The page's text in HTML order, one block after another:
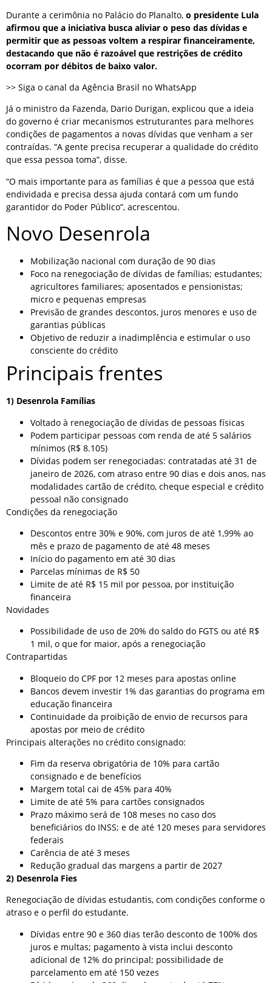
Durante a cerimônia no Palácio do Planalto, o presidente Lula
afirmou que a iniciativa busca aliviar o peso das dívidas e
permitir que as pessoas voltem a respirar financeiramente,
destacando que não é razoável que restrições de crédito
ocorram por débitos de baixo valor.
>> Siga o canal da Agência Brasil no WhatsApp
Já o ministro da Fazenda, Dario Durigan, explicou que a ideia
do governo é criar mecanismos estruturantes para melhores
condições de pagamentos a novas dívidas que venham a ser
contraídas. “A gente precisa recuperar a qualidade do crédito
que essa pessoa toma”, disse.
“O mais importante para as famílias é que a pessoa que está
endividada e precisa dessa ajuda contará com um fundo
garantidor do Poder Público”, acrescentou.
Novo Desenrola
Mobilização nacional com duração de 90 dias
Foco na renegociação de dívidas de famílias; estudantes;
agricultores familiares; aposentados e pensionistas;
micro e pequenas empresas
Previsão de grandes descontos, juros menores e uso de
garantias públicas
Objetivo de reduzir a inadimplência e estimular o uso
consciente do crédito
Principais frentes
1) Desenrola Famílias
Voltado à renegociação de dívidas de pessoas físicas
Podem participar pessoas com renda de até 5 salários
mínimos (R$ 8.105)
Dívidas podem ser renegociadas: contratadas até 31 de
janeiro de 2026, com atraso entre 90 dias e dois anos, nas
modalidades cartão de crédito, cheque especial e crédito
pessoal não consignado
Condições da renegociação
Descontos entre 30% e 90%, com juros de até 1,99% ao
mês e prazo de pagamento de até 48 meses
Início do pagamento em até 30 dias
Parcelas mínimas de R$ 50
Limite de até R$ 15 mil por pessoa, por instituição
financeira
Novidades
Possibilidade de uso de 20% do saldo do FGTS ou até R$
1 mil, o que for maior, após a renegociação
Contrapartidas
Bloqueio do CPF por 12 meses para apostas online
Bancos devem investir 1% das garantias do programa em
educação financeira
Continuidade da proibição de envio de recursos para
apostas por meio de crédito
Principais alterações no crédito consignado:
Fim da reserva obrigatória de 10% para cartão
consignado e de benefícios
Margem total cai de 45% para 40%
Limite de até 5% para cartões consignados
Prazo máximo será de 108 meses no caso dos
beneficiários do INSS; e de até 120 meses para servidores
federais
Carência de até 3 meses
Redução gradual das margens a partir de 2027
2) Desenrola Fies
Renegociação de dívidas estudantis, com condições conforme o
atraso e o perfil do estudante.
Dívidas entre 90 e 360 dias terão desconto de 100% dos
juros e multas; pagamento à vista inclui desconto
adicional de 12% do principal; possibilidade de
parcelamento em até 150 vezes